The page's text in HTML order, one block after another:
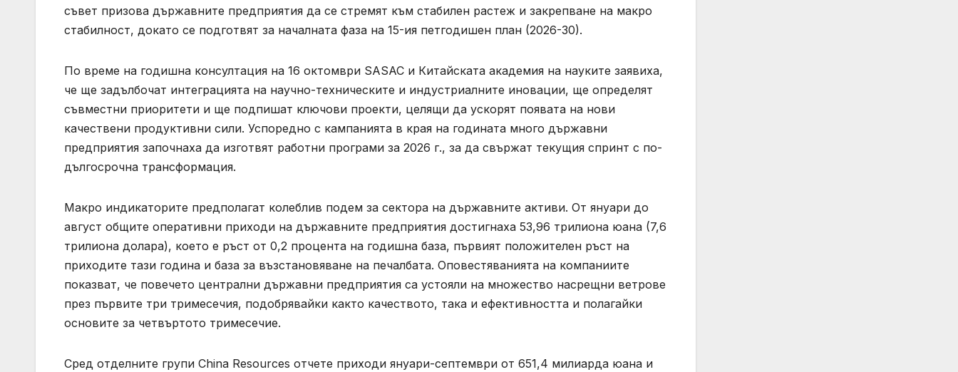
съвет призова държавните предприятия да се стремят към стабилен растеж и закрепване на макро
стабилност, докато се подготвят за началната фаза на 15-ия петгодишен план (2026-30).
По време на годишна консултация на 16 октомври SASAC и Китайската академия на науките заявиха,
че ще задълбочат интеграцията на научно-техническите и индустриалните иновации, ще определят
съвместни приоритети и ще подпишат ключови проекти, целящи да ускорят появата на нови
качествени продуктивни сили. Успоредно с кампанията в края на годината много държавни
предприятия започнаха да изготвят работни програми за 2026 г., за да свържат текущия спринт с по-
дългосрочна трансформация.
Макро индикаторите предполагат колеблив подем за сектора на държавните активи. От януари до
август общите оперативни приходи на държавните предприятия достигнаха 53,96 трилиона юана (7,6
трилиона долара), което е ръст от 0,2 процента на годишна база, първият положителен ръст на
приходите тази година и база за възстановяване на печалбата. Оповестяванията на компаниите
показват, че повечето централни държавни предприятия са устояли на множество насрещни ветрове
през първите три тримесечия, подобрявайки както качеството, така и ефективността и полагайки
основите за четвъртото тримесечие.
Сред отделните групи China Resources отчете приходи януари-септември от 651,4 милиарда юана и